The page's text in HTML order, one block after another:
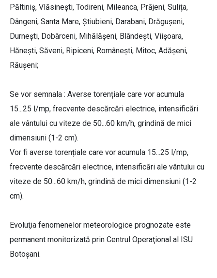
Păltiniș, Vlăsinești, Todireni, Mileanca, Prăjeni, Sulița,
Dângeni, Santa Mare, Știubieni, Darabani, Drăgușeni,
Durnești, Dobârceni, Mihălășeni, Blândești, Viișoara,
Hănești, Săveni, Ripiceni, Românești, Mitoc, Adășeni,
Răușeni;
Se vor semnala : Averse torențiale care vor acumula
15...25 l/mp, frecvente descărcări electrice, intensificări
ale vântului cu viteze de 50...60 km/h, grindină de mici
dimensiuni (1-2 cm).
Vor fi averse torențiale care vor acumula 15...25 l/mp,
frecvente descărcări electrice, intensificări ale vântului cu
viteze de 50...60 km/h, grindină de mici dimensiuni (1-2
cm).
Evoluţia fenomenelor meteorologice prognozate este
permanent monitorizată prin Centrul Operaţional al ISU
Botoșani.